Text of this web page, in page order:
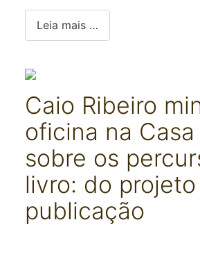
Leia mais …
Caio Ribeiro
oficina na Casa
sobre os
livro: do projeto
publicação